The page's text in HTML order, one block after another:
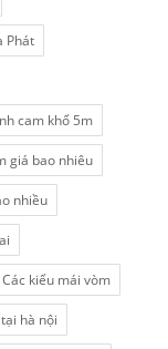
Phát
cam khổ 5m
giá bao nhiêu
nhiều
Các kiểu mái vòm
hà nội